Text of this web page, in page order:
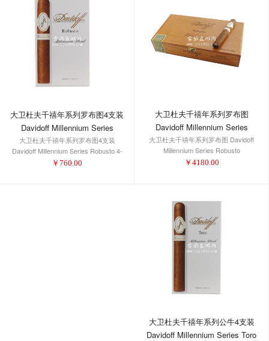
大卫杜夫千禧年系列罗布图4支装
Davidoff Millennium Series
Robusto 4-Pack 1/4
大卫杜夫千禧年系列罗布图4支装
Davidoff Millennium Series Robusto 4-
Pack 1/4
￥ 760.00
大卫杜夫千禧年系列罗布图
Davidoff Millennium Series
Robusto
大卫杜夫千禧年系列罗布图 Davidoff
Millennium Series Robusto
￥ 4180.00
大卫杜夫千禧年系列公牛4支装
Davidoff Millennium Series Toro